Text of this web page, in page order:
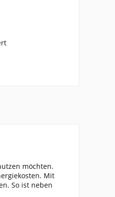
möchten.
Mit
So ist neben